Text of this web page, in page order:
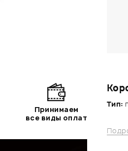
Тип:
Принимаем
все виды оплат